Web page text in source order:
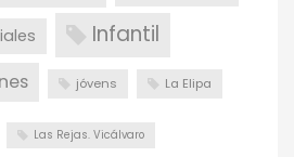
Infantil
jóvens La Elipa
Las Rejas. Vicálvaro